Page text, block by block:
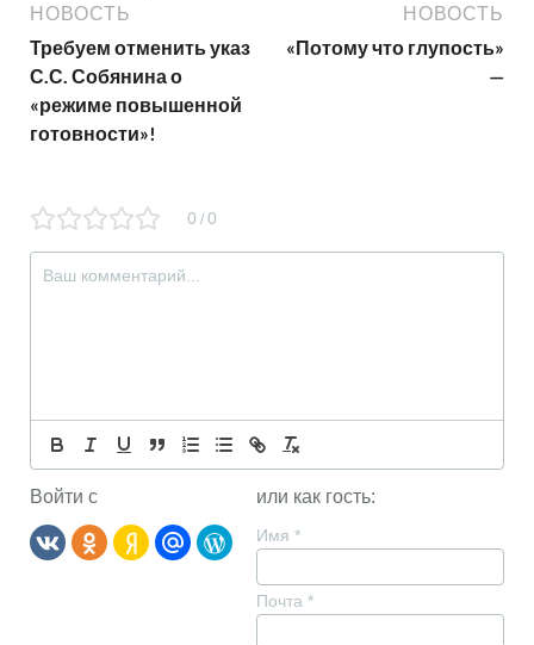
НОВОСТЬ
Требуем отменить указ
С.С. Собянина о
«режиме повышенной
готовности»!
НОВОСТЬ
«Потому что глупость»
—
0 / 0
Войти с или как гость:
Имя *
Почта *